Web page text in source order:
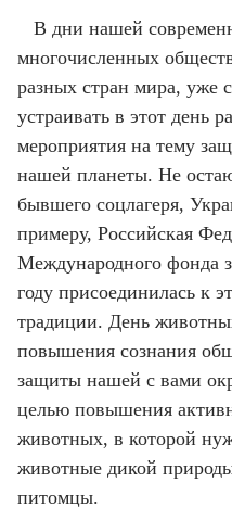
В дни нашей
многочисленных
разных стран мира, уже
устраивать в этот день
мероприятия на тему
нашей планеты. Не
бывшего соцлагеря,
примеру, Российская
Международного фонда
году присоединилась к
традиции. День
повышения сознания
защиты нашей с вами
целью повышения
животных, в которой
животные дикой
питомцы.